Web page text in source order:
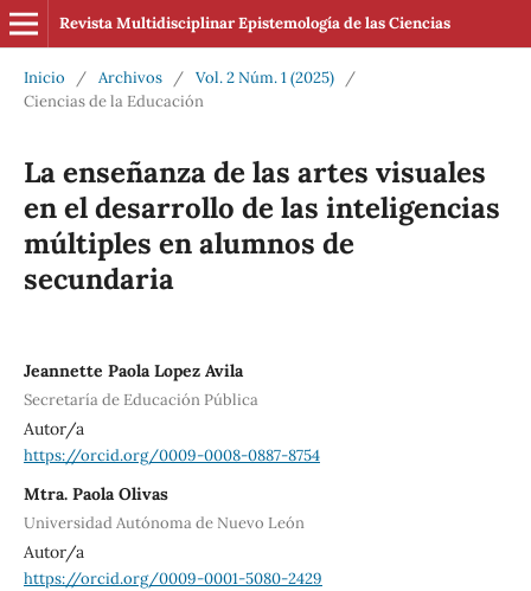
Revista Multidisciplinar Epistemología de las Ciencias
Inicio / Archivos / Vol. 2 Núm. 1 (2025)
/
Ciencias de la Educación
La enseñanza de las artes visuales
en el desarrollo de las inteligencias
múltiples en alumnos de
secundaria
Jeannette Paola Lopez Avila
Secretaría de Educación Pública
Autor/a
https://orcid.org/0009-0008-0887-8754
Mtra. Paola Olivas
Universidad Autónoma de Nuevo León
Autor/a
https://orcid.org/0009-0001-5080-2429